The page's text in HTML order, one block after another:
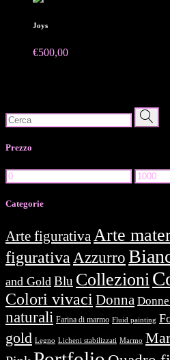
Joys
€500,00
Search
for:
Prezzo
Prezzo
Min
Prezzo
Max
Categorie
Arte figurativa Arte
figurativa Azzurro
and Gold Blu Collezioni
Colori vivaci Donna
naturali Farina di marmo Fluid painting
gold Legno Licheni stabilizzati Marmo